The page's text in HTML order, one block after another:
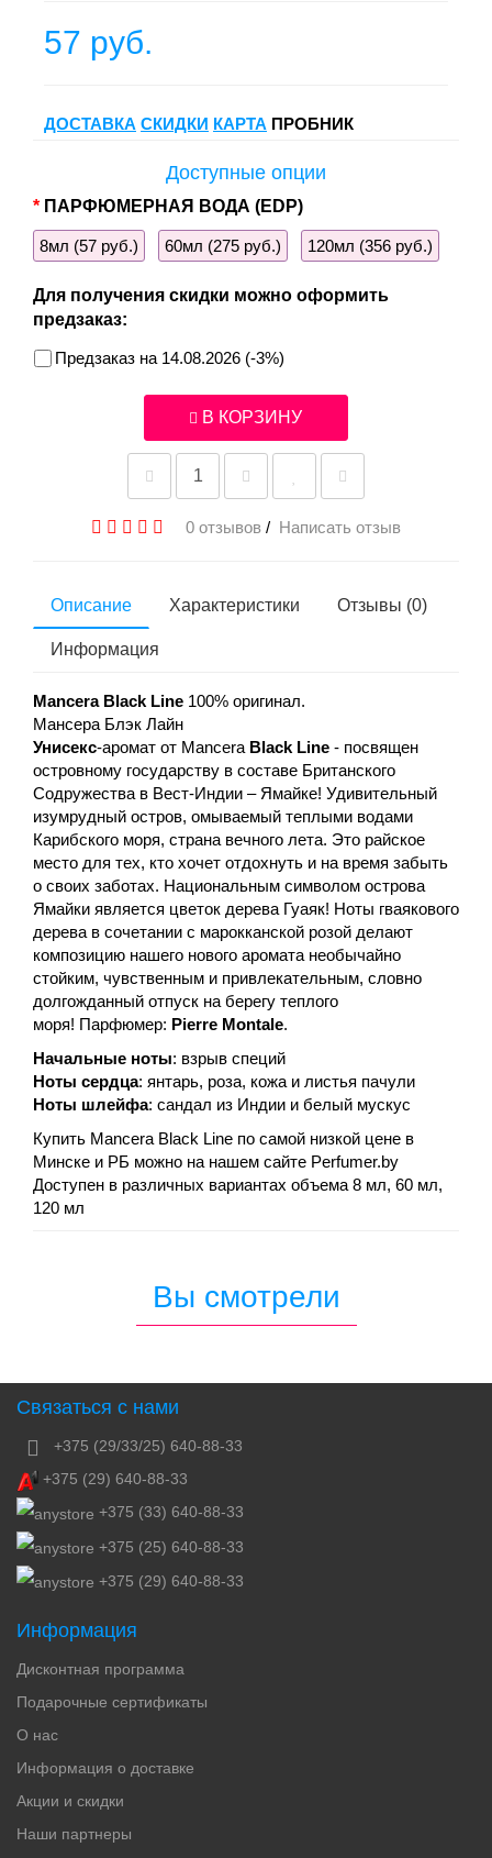
57 руб.
ДОСТАВКА СКИДКИ КАРТА ПРОБНИК
Доступные опции
ПАРФЮМЕРНАЯ ВОДА (EDP)
8мл (57 руб.) 60мл (275 руб.) 120мл (356 руб.)
Для получения скидки можно оформить
предзаказ:
Предзаказ на 14.08.2026 (-3%)
В КОРЗИНУ
0 отзывов / Написать отзыв
Описание Характеристики Отзывы (0)
Информация
Mancera Black Line 100% оригинал.
Мансера Блэк Лайн
Унисекс-аромат от Mancera Black Line - посвящен
островному государству в составе Британского
Содружества в Вест-Индии – Ямайке! Удивительный
изумрудный остров, омываемый теплыми водами
Карибского моря, страна вечного лета. Это райское
место для тех, кто хочет отдохнуть и на время забыть
о своих заботах. Национальным символом острова
Ямайки является цветок дерева Гуаяк! Ноты гваякового
дерева в сочетании с марокканской розой делают
композицию нашего нового аромата необычайно
стойким, чувственным и привлекательным, словно
долгожданный отпуск на берегу теплого
моря! Парфюмер: Pierre Montale.
Начальные ноты: взрыв специй
Ноты сердца: янтарь, роза, кожа и листья пачули
Ноты шлейфа: сандал из Индии и белый мускус
Купить Mancera Black Line по самой низкой цене в
Минске и РБ можно на нашем сайте Perfumer.by
Доступен в различных вариантах объема 8 мл, 60 мл,
120 мл
Вы смотрели
Связаться с нами
+375 (29/33/25) 640-88-33
+375 (29) 640-88-33
+375 (33) 640-88-33
+375 (25) 640-88-33
+375 (29) 640-88-33
Информация
Дисконтная программа
Подарочные сертификаты
О нас
Информация о доставке
Акции и скидки
Наши партнеры